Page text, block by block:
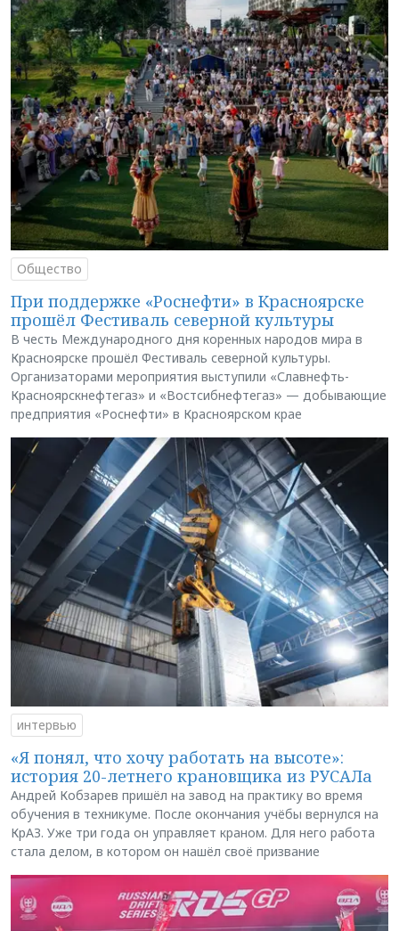
Общество
При поддержке «Роснефти» в Красноярске
прошёл Фестиваль северной культуры
В честь Международного дня коренных народов мира в
Красноярске прошёл Фестиваль северной культуры.
Организаторами мероприятия выступили «Славнефть-
Красноярскнефтегаз» и «Востсибнефтегаз» — добывающие
предприятия «Роснефти» в Красноярском крае
интервью
«Я понял, что хочу работать на высоте»:
история 20-летнего крановщика из РУСАЛа
Андрей Кобзарев пришёл на завод на практику во время
обучения в техникуме. После окончания учёбы вернулся на
КрАЗ. Уже три года он управляет краном. Для него работа
стала делом, в котором он нашёл своё призвание